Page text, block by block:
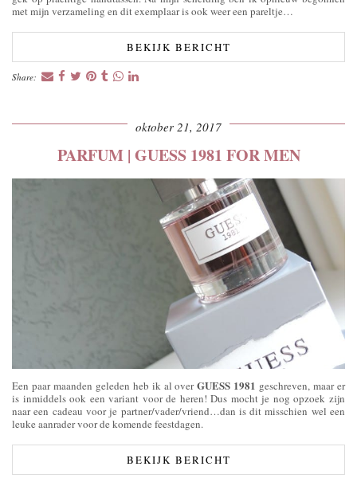
met mijn verzameling en dit exemplaar is ook weer een pareltje…
BEKIJK BERICHT
Share:
oktober 21, 2017
PARFUM | GUESS 1981 FOR MEN
Een paar maanden geleden heb ik al overGUESS 1981 geschreven, maar er
is inmiddels ook een variant voor de heren! Dus mocht je nog opzoek zijn
naar een cadeau voor je partner/vader/vriend…dan is dit misschien wel een
leuke aanrader voor de komende feestdagen.
BEKIJK BERICHT